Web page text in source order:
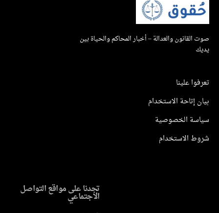
والعدالة – أخبار المحاكم والحياة بين
علينا
الاستخدام
الخصوصية
الاستخدام
تجدنا على مواقع التواصل
الاجتماعي